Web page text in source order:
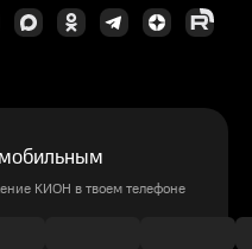
КИОН в твоем телефоне